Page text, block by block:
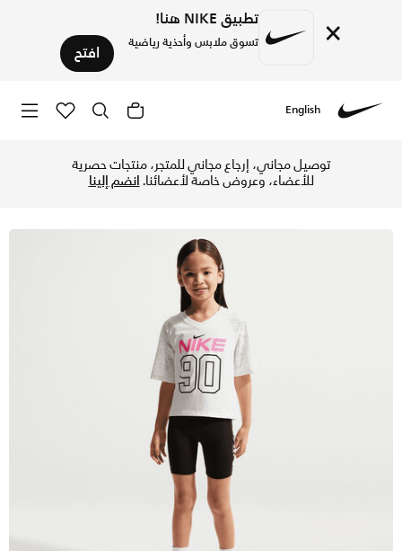
× تطبيق NIKE هنا!
تسوق ملابس وأحذية رياضية افتح
English
توصيل مجاني، إرجاع مجاني للمتجر، منتجات حصرية
للأعضاء، وعروض خاصة لأعضائنا.انضم إلينا